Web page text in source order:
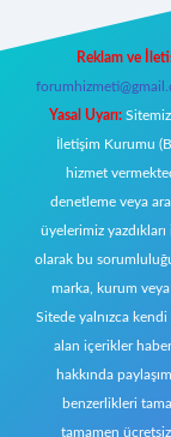
Reklam ve
Yasal Uyarı:
İletişim Kurumu
hizmet
denetleme veya
üyelerimiz
olarak bu
marka, kurum veya
Sitede yalnızca kendi
alan içerikler
hakkında
benzerlikleri
tamamen